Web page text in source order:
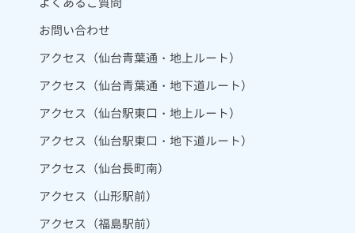
お問い合わせ
アクセス（仙台青葉通・地上ルート）
アクセス（仙台青葉通・地下道ルート）
アクセス（仙台駅東口・地上ルート）
アクセス（仙台駅東口・地下道ルート）
アクセス（仙台長町南）
アクセス（山形駅前）
アクセス（福島駅前）